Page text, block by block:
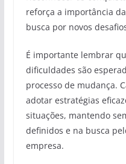
reforça a importância
busca por novos
É importante lembrar
dificuldades são
processo de mudança.
adotar estratégias
situações, mantendo
definidos e na busca
empresa.